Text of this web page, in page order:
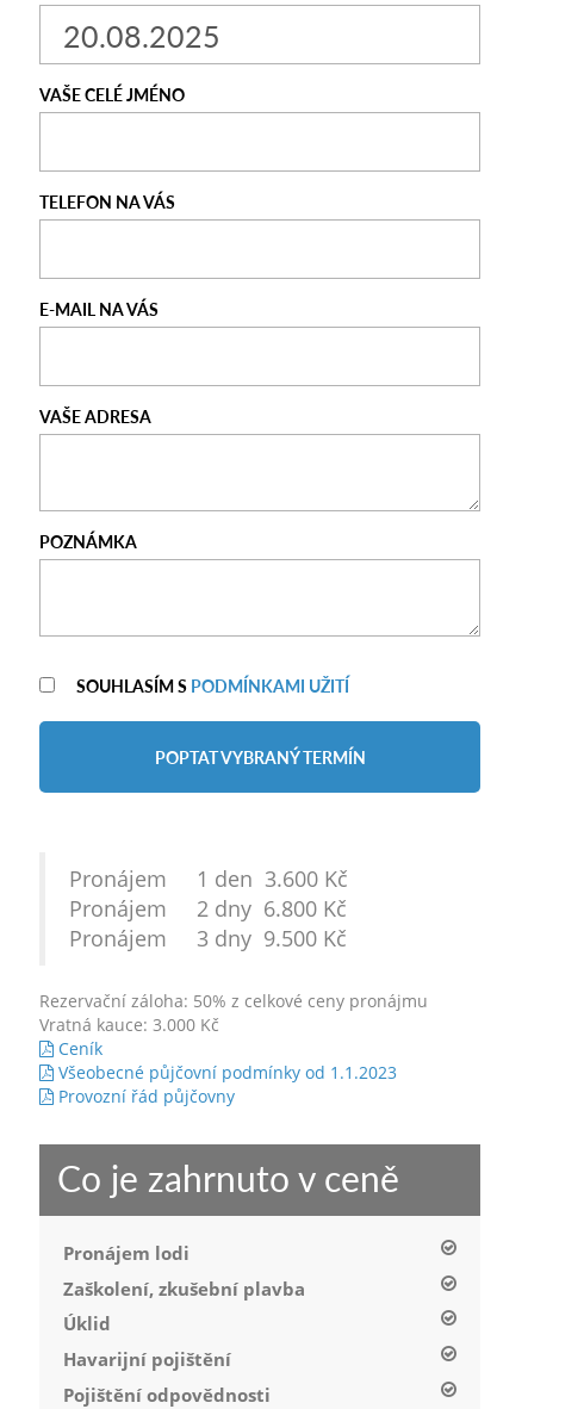
VAŠE CELÉ JMÉNO
TELEFON NA VÁS
E-MAIL NA VÁS
VAŠE ADRESA
POZNÁMKA
SOUHLASÍM S PODMÍNKAMI UŽITÍ
POPTAT VYBRANÝ TERMÍN
Pronájem 1 den 3.600 Kč
Pronájem 2 dny 6.800 Kč
Pronájem 3 dny 9.500 Kč
Rezervační záloha: 50% z celkové ceny pronájmu
Vratná kauce: 3.000 Kč
Ceník
Všeobecné půjčovní podmínky od 1.1.2023
Provozní řád půjčovny
Co je zahrnuto v ceně
Pronájem lodi
Zaškolení, zkušební plavba
Úklid
Havarijní pojištění
Pojištění odpovědnosti